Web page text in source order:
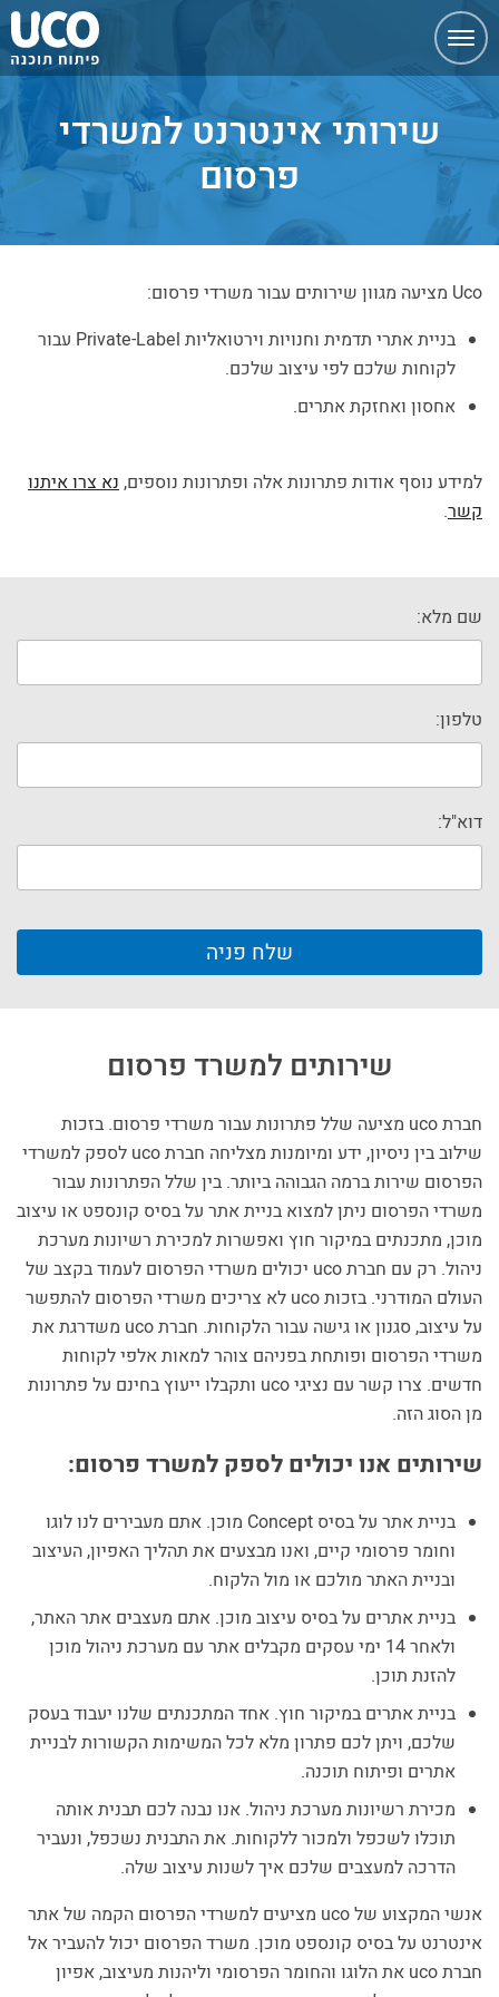
ניווט
מהיר
שירותי אינטרנט למשרדי
פרסום
Uco מציעה מגוון שירותים עבור משרדי פרסום:
בניית אתרי תדמית וחנויות וירטואליות Private-Label עבור
לקוחות שלכם לפי עיצוב שלכם.
אחסון ואחזקת אתרים.
למידע נוסף אודות פתרונות אלה ופתרונות נוספים, נא צרו איתנו
קשר.
שם מלא:
טלפון:
דוא"ל:
שירותים למשרד פרסום
חברת uco מציעה שלל פתרונות עבור משרדי פרסום. בזכות
שילוב בין ניסיון, ידע ומיומנות מצליחה חברת uco לספק למשרדי
הפרסום שירות ברמה הגבוהה ביותר. בין שלל הפתרונות עבור
משרדי הפרסום ניתן למצוא בניית אתר על בסיס קונספט או עיצוב
מוכן, מתכנתים במיקור חוץ ואפשרות למכירת רשיונות מערכת
ניהול. רק עם חברת uco יכולים משרדי הפרסום לעמוד בקצב של
העולם המודרני. בזכות uco לא צריכים משרדי הפרסום להתפשר
על עיצוב, סגנון או גישה עבור הלקוחות. חברת uco משדרגת את
משרדי הפרסום ופותחת בפניהם צוהר למאות אלפי לקוחות
חדשים. צרו קשר עם נציגי uco ותקבלו ייעוץ בחינם על פתרונות
מן הסוג הזה.
שירותים אנו יכולים לספק למשרד פרסום:
בניית אתר על בסיס Concept מוכן. אתם מעבירים לנו לוגו
וחומר פרסומי קיים, ואנו מבצעים את תהליך האפיון, העיצוב
ובניית האתר מולכם או מול הלקוח.
בניית אתרים על בסיס עיצוב מוכן. אתם מעצבים אתר האתר,
ולאחר 14 ימי עסקים מקבלים אתר עם מערכת ניהול מוכן
להזנת תוכן.
בניית אתרים במיקור חוץ. אחד המתכנתים שלנו יעבוד בעסק
שלכם, ויתן לכם פתרון מלא לכל המשימות הקשורות לבניית
אתרים ופיתוח תוכנה.
מכירת רשיונות מערכת ניהול. אנו נבנה לכם תבנית אותה
תוכלו לשכפל ולמכור ללקוחות. את התבנית נשכפל, ונעביר
הדרכה למעצבים שלכם איך לשנות עיצוב שלה.
אנשי המקצוע של uco מציעים למשרדי הפרסום הקמה של אתר
אינטרנט על בסיס קונספט מוכן. משרד הפרסום יכול להעביר אל
חברת uco את הלוגו והחומר הפרסומי וליהנות מעיצוב, אפיון